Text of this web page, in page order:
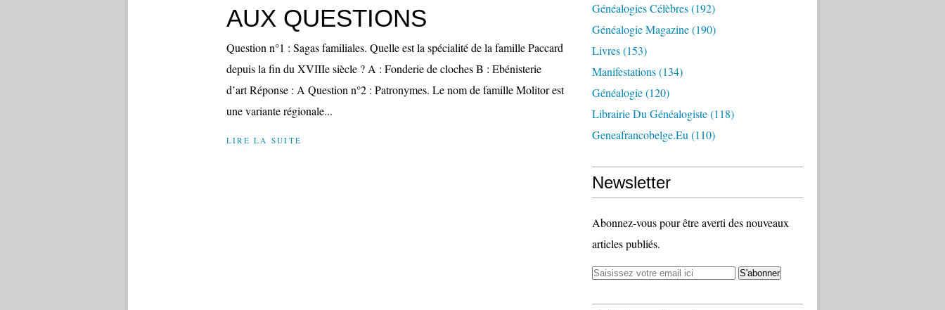
AUX QUESTIONS
Question n°1 : Sagas familiales. Quelle est la spécialité de la famille Paccard
depuis la fin du XVIIIe siècle ? A : Fonderie de cloches B : Ebénisterie
d’art Réponse : A Question n°2 : Patronymes. Le nom de famille Molitor est
une variante régionale...
LIRE LA SUITE
Généalogies Célèbres(192)
Généalogie Magazine(190)
Livres(153)
Manifestations(134)
Généalogie(120)
Librairie Du Généalogiste(118)
Geneafrancobelge.eu (110)
Newsletter
Abonnez-vous pour être averti des nouveaux
articles publiés.